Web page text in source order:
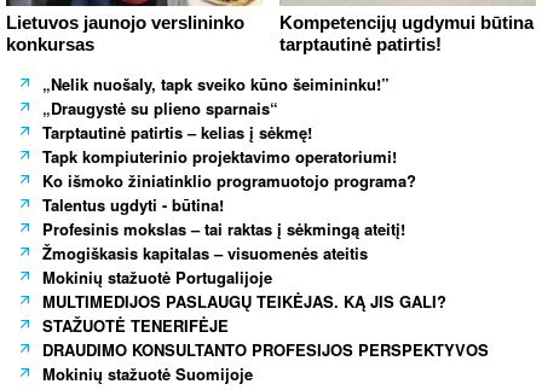
Lietuvos jaunojo verslininko
konkursas
Kompetencijų ugdymui būtina
tarptautinė patirtis!
„Nelik nuošaly, tapk sveiko kūno šeimininku!”
„Draugystė su plieno sparnais“
Tarptautinė patirtis – kelias į sėkmę!
Tapk kompiuterinio projektavimo operatoriumi!
Ko išmoko žiniatinklio programuotojo programa?
Talentus ugdyti - būtina!
Profesinis mokslas – tai raktas į sėkmingą ateitį!
Žmogiškasis kapitalas – visuomenės ateitis
Mokinių stažuotė Portugalijoje
MULTIMEDIJOS PASLAUGŲ TEIKĖJAS. KĄ JIS GALI?
STAŽUOTĖ TENERIFĖJE
DRAUDIMO KONSULTANTO PROFESIJOS PERSPEKTYVOS
Mokinių stažuotė Suomijoje